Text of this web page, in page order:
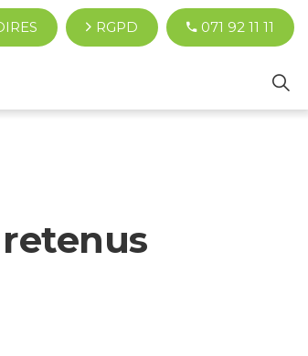
RGPD 071 92 11 11